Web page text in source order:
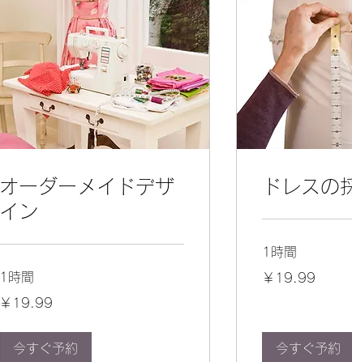
オーダーメイドデザ
イン
1時間
円
￥19.99
今すぐ予約
ドレスの
1時間
円
￥19.99
今すぐ予約